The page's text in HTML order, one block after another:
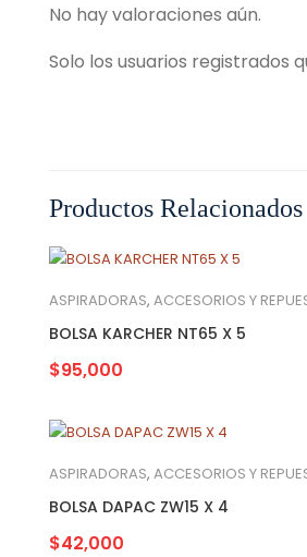
No hay valoraciones aún.
Solo los usuarios registrados
Productos Relacionados
ASPIRADORAS, ACCESORIOS Y
BOLSA KARCHER NT65 X 5
$95,000
ASPIRADORAS, ACCESORIOS Y
BOLSA DAPAC ZW15 X 4
$42,000